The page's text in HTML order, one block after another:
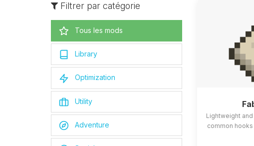
Filtrer par catégorie
Tous les mods
Library
Optimization
Utility
Adventure
Lightweight
common